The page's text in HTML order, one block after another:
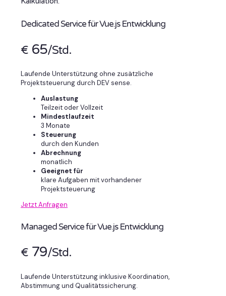
Dedicated Service für Vue.js Entwicklung
€ 65/Std.
Laufende Unterstützung ohne zusätzliche
Projektsteuerung durch DEV sense.
Auslastung
Teilzeit oder Vollzeit
Mindestlaufzeit
3 Monate
Steuerung
durch den Kunden
Abrechnung
monatlich
Geeignet für
klare Aufgaben mit vorhandener
Projektsteuerung
Jetzt Anfragen
Managed Service für Vue.js Entwicklung
€ 79/Std.
Laufende Unterstützung inklusive Koordination,
Abstimmung und Qualitätssicherung.